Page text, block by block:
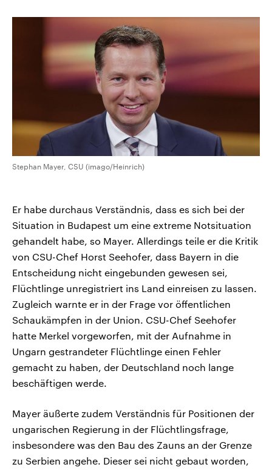
Stephan Mayer, CSU (imago/Heinrich)
Er habe durchaus Verständnis, dass es sich bei der
Situation in Budapest um eine extreme Notsituation
gehandelt habe, so Mayer. Allerdings teile er die Kritik
von CSU-Chef Horst Seehofer, dass Bayern in die
Entscheidung nicht eingebunden gewesen sei,
Flüchtlinge unregistriert ins Land einreisen zu lassen.
Zugleich warnte er in der Frage vor öffentlichen
Schaukämpfen in der Union. CSU-Chef Seehofer
hatte Merkel vorgeworfen, mit der Aufnahme in
Ungarn gestrandeter Flüchtlinge einen Fehler
gemacht zu haben, der Deutschland noch lange
beschäftigen werde.
Mayer äußerte zudem Verständnis für Positionen der
ungarischen Regierung in der Flüchtlingsfrage,
insbesondere was den Bau des Zauns an der Grenze
zu Serbien angehe. Dieser sei nicht gebaut worden,